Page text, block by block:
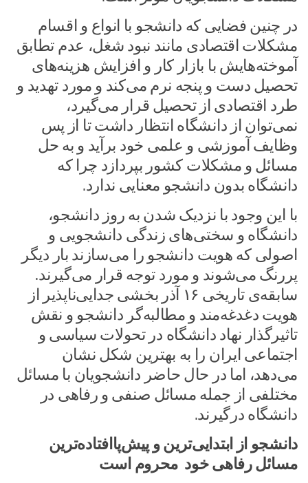
در چنین فضایی که دانشجو با انواع و اقسام
مشکلات اقتصادی مانند نبود شغل، عدم تطابق
آموخته‌هایش با بازار کار و افزایش هزینه‌های
تحصیل دست و پنجه نرم می‌کند و مورد تهدید و
طرد اقتصادی از تحصیل قرار می‌گیرد،
نمی‌توان از دانشگاه انتظار داشت تا از پس
وظایف آموزشی و علمی خود برآید و به حل
مسائل و مشکلات کشور بپردازد چرا که
دانشگاه بدون دانشجو معنایی ندارد.
با این وجود با نزدیک شدن به روز دانشجو،
دانشگاه و سختی‌های زندگی دانشجویی و
اصولی که هویت دانشجو را می‌سازند بار دیگر
پررنگ می‌شوند و مورد توجه قرار می‌گیرند.
سابقه‌ی تاریخی ۱۶ آذر بخشی جدایی‌ناپذیر از
هویت دغدغه‌مند و مطالبه‌گر دانشجو و نقش
تاثیرگذار نهاد دانشگاه در تحولات سیاسی و
اجتماعی ایران را به بهترین شکل نشان
می‌دهد، اما در حال حاضر دانشجویان با مسائل
مختلفی از جمله مسائل صنفی و رفاهی در
دانشگاه درگیرند.
دانشجو از ابتدایی‌ترین و پیش‌پاافتاده‌ترین
مسائل رفاهی خود محروم است